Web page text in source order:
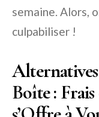
semaine. Alors,
culpabiliser !
Boîte :